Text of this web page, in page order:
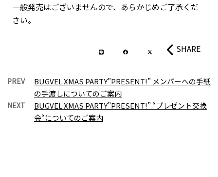
一般発売はございませんので、あらかじめご了承くだ
さい。
SHARE
PREV
BUGVEL XMAS PARTY”PRESENT!” メンバーへの手紙
の手渡しについてのご案内
NEXT
BUGVEL XMAS PARTY”PRESENT!” “プレゼント交換
会“についてのご案内